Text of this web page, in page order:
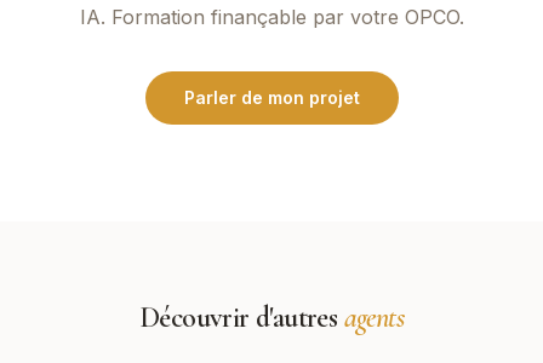
IA. Formation finançable par votre OPCO.
Parler de mon projet
Découvrir d'autres agents